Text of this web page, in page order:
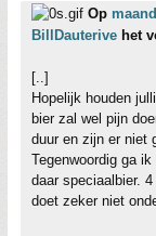
Op
BillDauterive het
[..]
Hopelijk houden
bier zal wel pijn
duur en zijn er niet
Tegenwoordig ga
daar speciaalbier.
doet zeker niet